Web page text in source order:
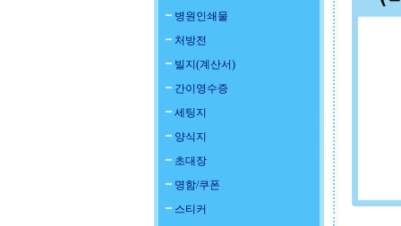
병원인쇄물
처방전
빌지(계산서)
간이영수증
세팅지
양식지
초대장
명함/쿠폰
스티커